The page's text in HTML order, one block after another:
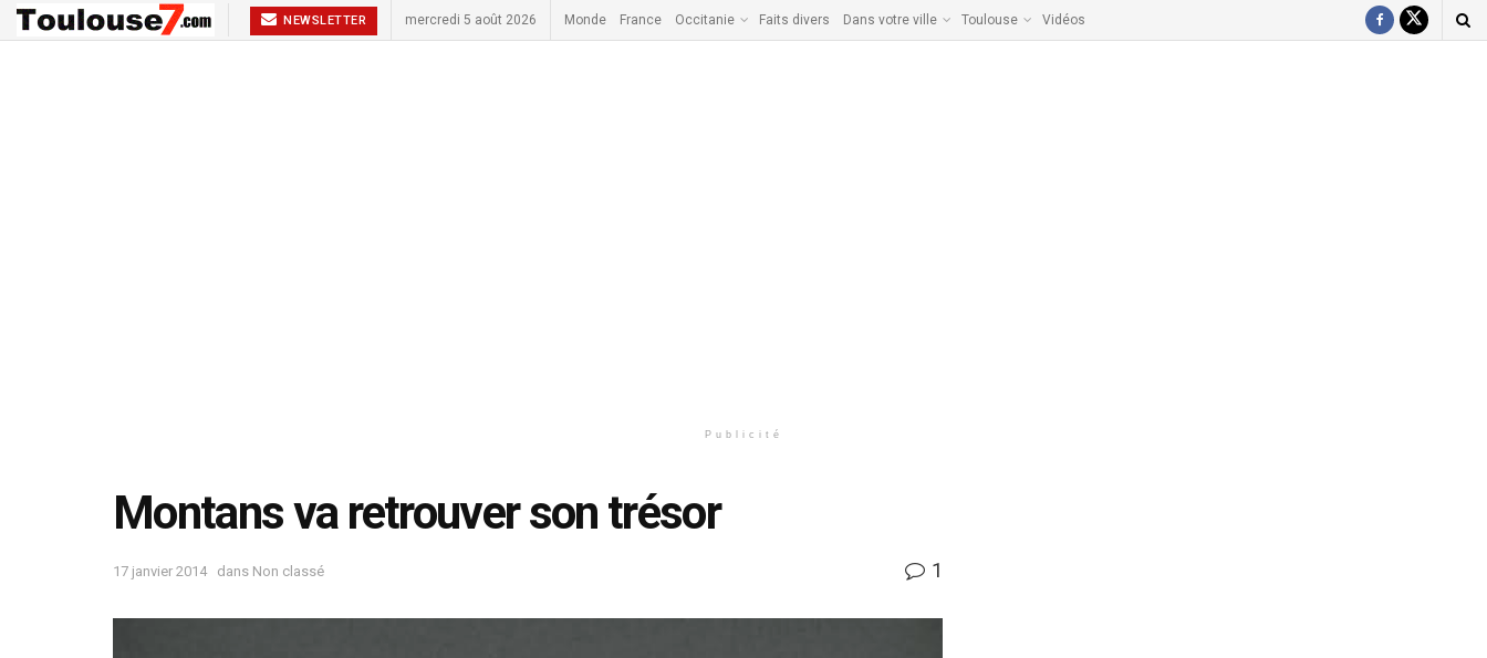
NEWSLETTER mercredi 5 août 2026 Monde France Occitanie Faits divers Dans votre ville Toulouse Vidéos
Publicité
Montans va retrouver son trésor
17 janvier 2014 dans Non classé 1